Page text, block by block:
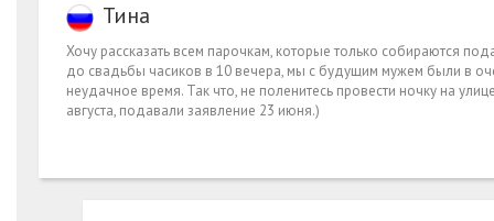
Тина
Хочу рассказать всем парочкам, которые только собираются
до свадьбы часиков в 10 вечера, мы с будущим мужем были в
неудачное время. Так что, не поленитесь провести ночку на
августа, подавали заявление 23 июня.)